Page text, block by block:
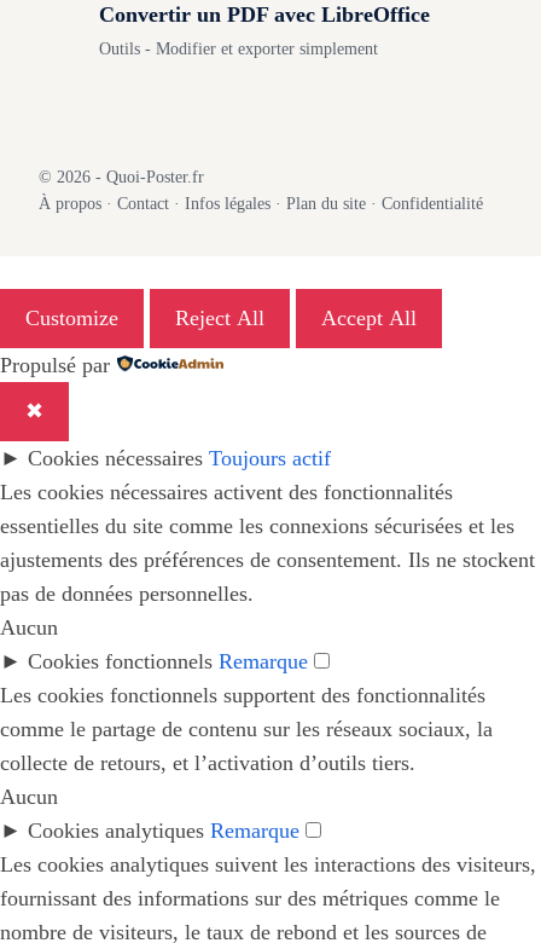
Convertir un PDF avec LibreOffice
Outils - Modifier et exporter simplement
© 2026 - Quoi-Poster.fr
À propos · Contact · Infos légales · Plan du site · Confidentialité
Customize Reject All
Accept All
Propulsé par
✖
► Cookies nécessaires Toujours actif
Les cookies nécessaires activent des fonctionnalités
essentielles du site comme les connexions sécurisées et les
ajustements des préférences de consentement. Ils ne stockent
pas de données personnelles.
Aucun
► Cookies fonctionnels Remarque
Les cookies fonctionnels supportent des fonctionnalités
comme le partage de contenu sur les réseaux sociaux, la
collecte de retours, et l’activation d’outils tiers.
Aucun
► Cookies analytiques Remarque
Les cookies analytiques suivent les interactions des visiteurs,
fournissant des informations sur des métriques comme le
nombre de visiteurs, le taux de rebond et les sources de